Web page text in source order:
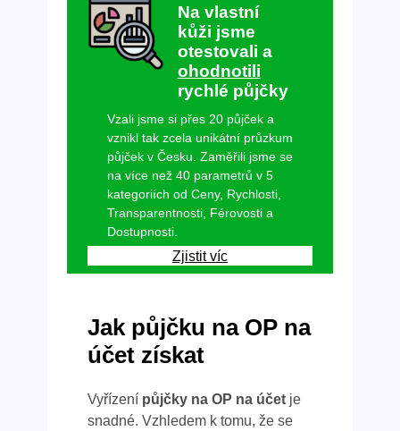
Na vlastní
kůži jsme
otestovali a
ohodnotili
rychlé půjčky
Vzali jsme si přes 20 půjček a
vznikl tak zcela unikátní průzkum
půjček v Česku. Zaměřili jsme se
na více než 40 parametrů v 5
kategoriích od Ceny, Rychlosti,
Transparentnosti, Férovosti a
Dostupnosti.
Zjistit víc
Jak půjčku na OP na
účet získat
Vyřízení půjčky na OP na účetje
snadné. Vzhledem k tomu, že se